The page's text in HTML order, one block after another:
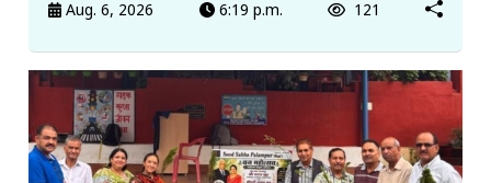
Aug. 6, 2026 6:19 p.m. 121